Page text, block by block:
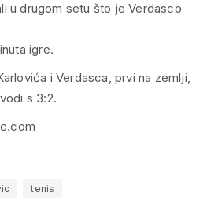
u drugom setu što je Verdasco
igre.
i Verdasca, prvi na zemlji,
s 3:2.
tenis